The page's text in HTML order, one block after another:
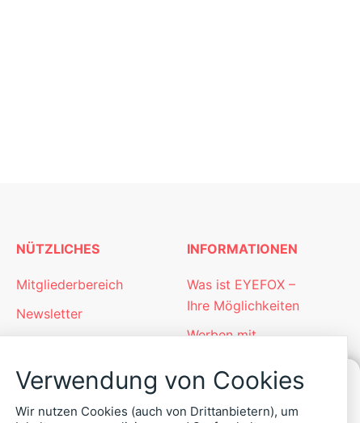
KONTAKT
NÜTZLICHES
Mitgliederbereich
Newsletter
INFORMATIONEN
Was ist EYEFOX –
Ihre Möglichkeiten
Werben mit
Kontakt
Datenschutz
Verwendung von Cookies
Wir nutzen Cookies (auch von Drittanbietern), um